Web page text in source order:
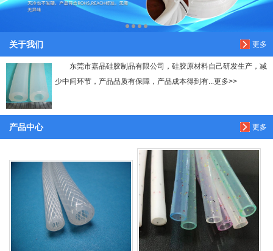
更多
关于我们
东莞市嘉品硅胶制品有限公司，硅胶原材料自己研发生产，减
少中间环节，产品品质有保障，产品成本得到有...更多>>
更多
产品中心